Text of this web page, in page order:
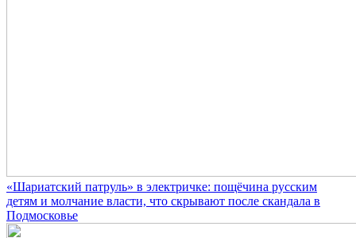
«Шариатский патруль» в электричке: пощёчина русским
детям и молчание власти, что скрывают после скандала в
Подмосковье